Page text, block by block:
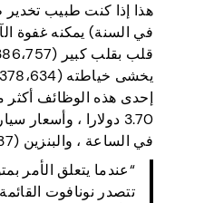
في السنة) يمكنه غفوة
إحدى هذه الوظائف أكثر
في الساعة ، والبنزين (4.37 دولارا للغالون).
“عندما يتعلق الأمر